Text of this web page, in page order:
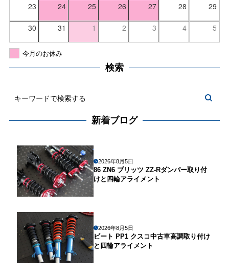
23 24 25 26 27 28 29
30 31 1 2 3 4 5
今月のお休み
検索
新着ブログ
2026年8月5日
86 ZN6 ブリッツ ZZ-Rダンパー取り付
けと四輪アライメント
2026年8月5日
ビート PP1 クスコ中古車高調取り付け
と四輪アライメント